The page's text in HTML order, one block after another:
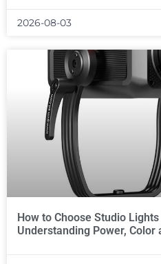
2026-08-03
How to Choose Studio
Understanding Power, Color